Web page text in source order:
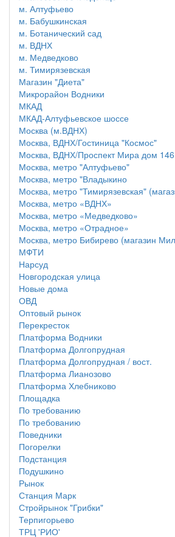
м. Алтуфьево
м. Бабушкинская
м. Ботанический сад
м. ВДНХ
м. Медведково
м. Тимирязевская
Магазин "Диета"
Микрорайон Водники
МКАД
МКАД-Алтуфьевское шоссе
Москва (м.ВДНХ)
Москва, ВДНХ/Гостиница "Космос"
Москва, ВДНХ/Проспект Мира дом 146
Москва, метро "Алтуфьево"
Москва, метро "Владыкино
Москва, метро "Тимирязевская"
Москва, метро «ВДНХ»
Москва, метро «Медведково»
Москва, метро «Отрадное»
Москва, метро Бибирево (магазин
МФТИ
Нарсуд
Новгородская улица
Новые дома
ОВД
Оптовый рынок
Перекресток
Платформа Водники
Платформа Долгопрудная
Платформа Долгопрудная / вост.
Платформа Лианозово
Платформа Хлебниково
Площадка
По требованию
По требованию
Поведники
Погорелки
Подстанция
Подушкино
Рынок
Станция Марк
Стройрынок "Грибки"
Терпигорьево
ТРЦ 'РИО'